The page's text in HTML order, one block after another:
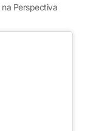
na Perspectiva